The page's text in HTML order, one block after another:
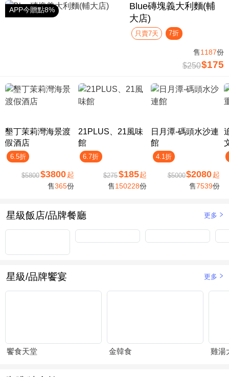
APP今贈點8%
Blue磚塊義大利麵(輔
大店)
只賣7天 7折
售1187份
$250$175
墾丁茉莉灣海景渡
假酒店
6.5折
$5800$3800 起
售365份
21PLUS、21風味
館
6.7折
$275$185起
售150228份
日月潭-碼頭水沙連
館
4.1折
$5000$2080 起
售7539份
星級飯店/品牌餐廳 更多
星級/品牌饗宴 更多
饗食天堂 金韓食